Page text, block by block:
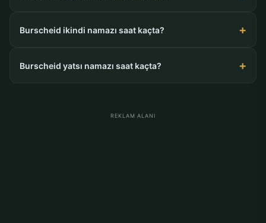
Burscheid ikindi namazı saat kaçta?
Burscheid yatsı namazı saat kaçta?
REKLAM ALANI